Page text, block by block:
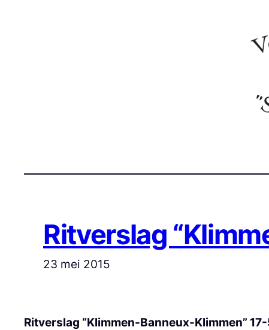
Ritverslag
23 mei 2015
Ritverslag “Klimmen-Banneux-Klimmen”